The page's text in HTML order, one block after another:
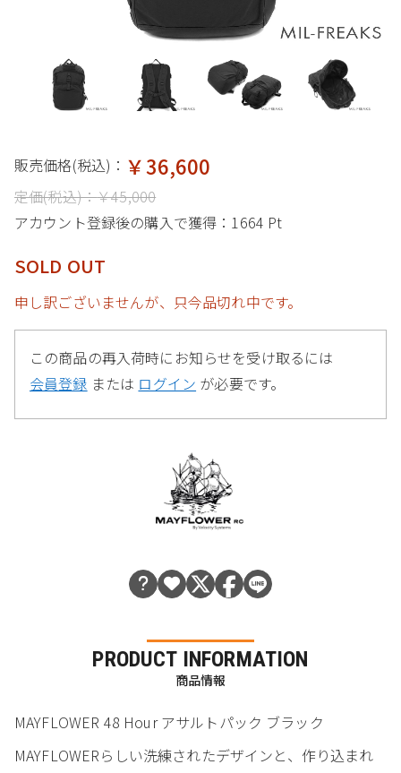
販売価格(税込)： ￥36,600
定価(税込)：￥45,000
アカウント登録後の購入で獲得： 1664 Pt
SOLD OUT
申し訳ございませんが、只今品切れ中です。
この商品の再入荷時にお知らせを受け取るには
会員登録 または ログイン が必要です。
PRODUCT INFORMATION
商品情報
MAYFLOWER 48 Hour アサルトパック ブラック
MAYFLOWERらしい洗練されたデザインと、作り込まれ